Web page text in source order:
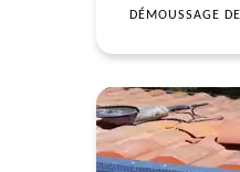
DÉMOUSSAGE